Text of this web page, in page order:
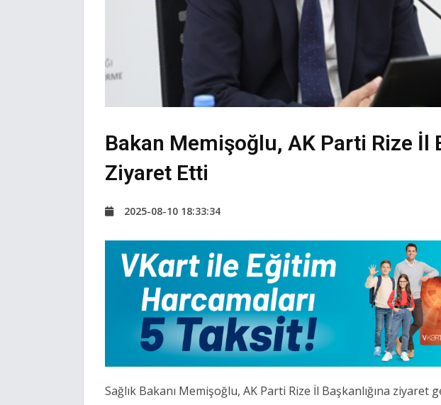
Bakan Memişoğlu, AK Parti Rize İl
Ziyaret Etti
2025-08-10 18:33:34
Sağlık Bakanı Memişoğlu, AK Parti Rize İl Başkanlığına ziyaret